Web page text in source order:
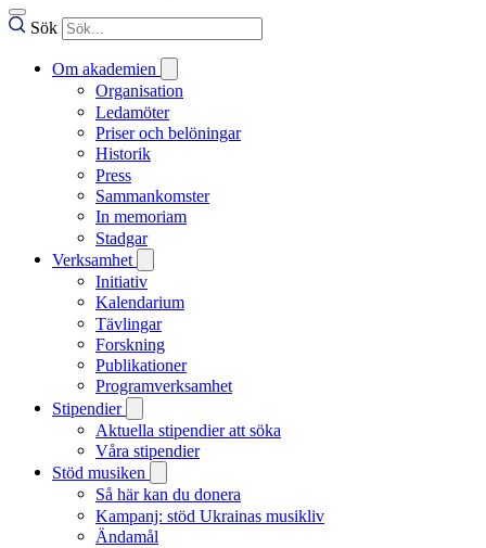
Sök
Om akademien
Organisation
Ledamöter
Priser och belöningar
Historik
Press
Sammankomster
In memoriam
Stadgar
Verksamhet
Initiativ
Kalendarium
Tävlingar
Forskning
Publikationer
Programverksamhet
Stipendier
Aktuella stipendier att söka
Våra stipendier
Stöd musiken
Så här kan du donera
Kampanj: stöd Ukrainas musikliv
Ändamål